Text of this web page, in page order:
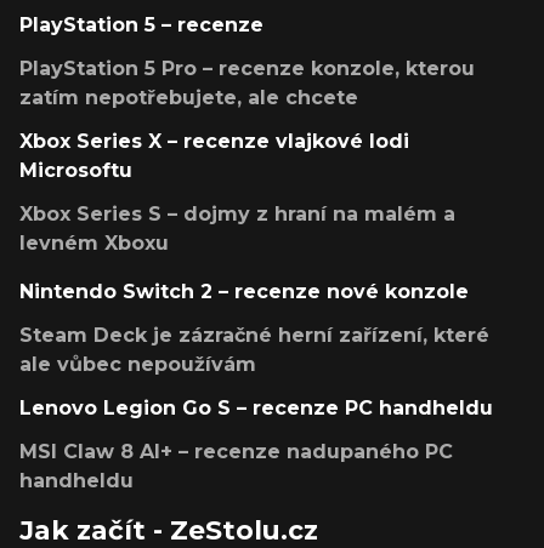
PlayStation 5 – recenze
PlayStation 5 Pro – recenze konzole, kterou
zatím nepotřebujete, ale chcete
Xbox Series X – recenze vlajkové lodi
Microsoftu
Xbox Series S – dojmy z hraní na malém a
levném Xboxu
Nintendo Switch 2 – recenze nové konzole
Steam Deck je zázračné herní zařízení, které
ale vůbec nepoužívám
Lenovo Legion Go S – recenze PC handheldu
MSI Claw 8 AI+ – recenze nadupaného PC
handheldu
Jak začít - ZeStolu.cz